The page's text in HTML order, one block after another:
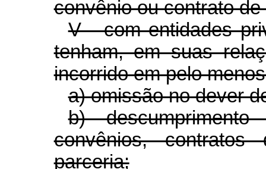
convênio ou contrato
V - com entidades
tenham, em suas
incorrido em pelo
a) omissão no dever
b)
convênios,
parceria;